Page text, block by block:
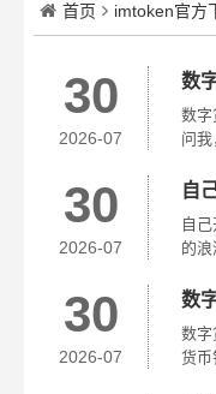
首页 imtoken官方
30
2026-07
数
数字
问
律
知
30
2026-07
自
自
的
只是
难的
30
2026-07
数
数字
货币